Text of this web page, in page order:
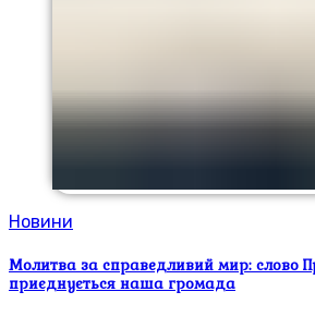
Новини
Молитва за справедливий мир: слово
приєднується наша громада